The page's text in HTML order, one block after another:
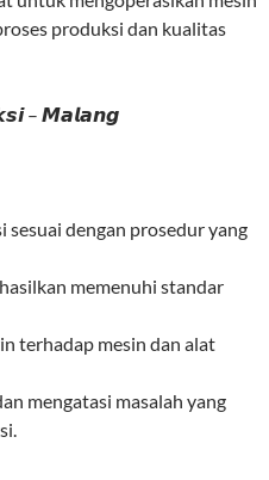
produksi dan kualitas
– 𝙈𝙖𝙡𝙖𝙣𝙜
dengan prosedur yang
memenuhi standar
terhadap mesin dan alat
mengatasi masalah yang